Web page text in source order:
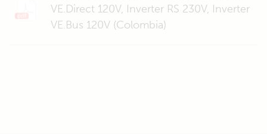
VE.Direct 120V, Inverter RS 230V, Inverter
VE.Bus 120V (Colombia)